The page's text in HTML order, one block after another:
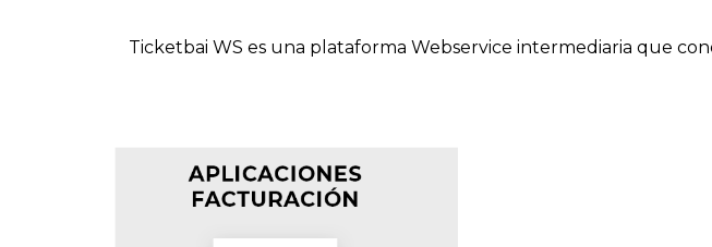
Ticketbai WS es una plataforma Webservice intermediaria que